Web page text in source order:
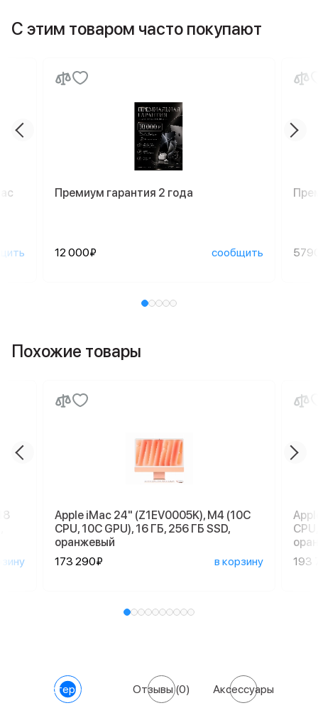
С этим товаром часто покупают
Премиум гарантия 2 года
12 000₽ сообщить
Похожие товары
Apple iMac 24" (Z1EV0005K), M4 (10C
CPU, 10C GPU), 16 ГБ, 256 ГБ SSD,
оранжевый
173 290₽
в корзину
193
Характеристики Отзывы(0) Аксессуары